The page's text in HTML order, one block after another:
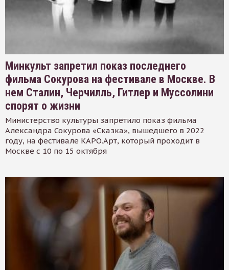
Минкульт запретил показ последнего
фильма Сокурова на фестивале в Москве. В
нем Сталин, Черчилль, Гитлер и Муссолини
спорят о жизни
Министерство культуры запретило показ фильма
Александра Сокурова «Сказка», вышедшего в 2022
году, на фестивале КАРО.Арт, который проходит в
Москве с 10 по 15 октября